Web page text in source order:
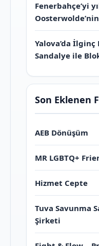
Fenerbahçe’yi
Yalova’da
Sandalye ile
Son Eklenen
AEB Dönüşüm
MR LGBTQ+
Hizmet Cepte
Tuva Savunma
Şirketi